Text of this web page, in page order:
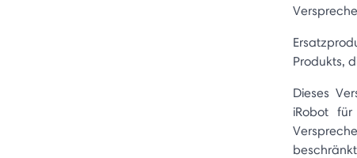
Produkts,
Dieses
iRobot